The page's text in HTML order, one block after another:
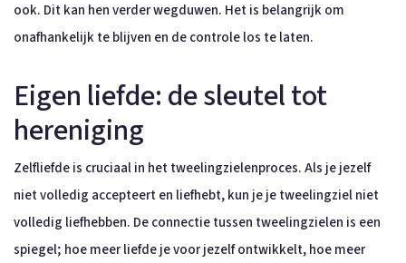
ook. Dit kan hen verder wegduwen. Het is belangrijk om
onafhankelijk te blijven en de controle los te laten.
Eigen liefde: de sleutel tot
hereniging
Zelfliefde is cruciaal in het tweelingzielenproces. Als je jezelf
niet volledig accepteert en liefhebt, kun je je tweelingziel niet
volledig liefhebben. De connectie tussen tweelingzielen is een
spiegel; hoe meer liefde je voor jezelf ontwikkelt, hoe meer